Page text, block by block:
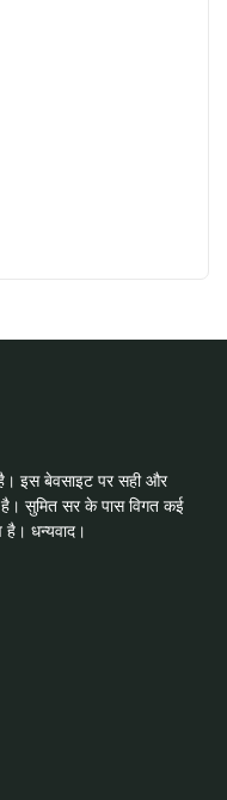
इस बेवसाइट पर सही और
सुमित सर के पास विगत कई
धन्यवाद।